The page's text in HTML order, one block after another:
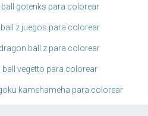
gotenks para colorear
z juegos para colorear
ball z para colorear
ball vegetto para colorear
kamehameha para colorear